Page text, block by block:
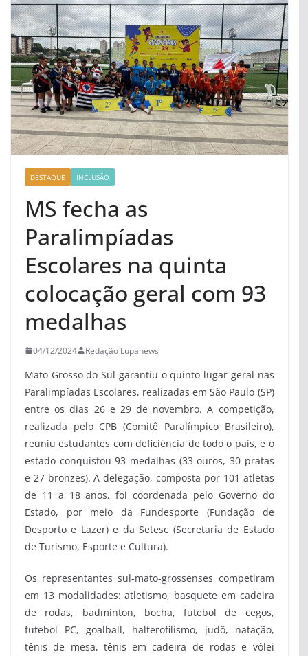
DESTAQUE INCLUSÃO
MS fecha as
Paralimpíadas
Escolares na quinta
colocação geral com 93
medalhas
04/12/2024 Redação Lupanews
Mato Grosso do Sul garantiu o quinto lugar geral nas
Paralimpíadas Escolares, realizadas em São Paulo (SP)
entre os dias 26 e 29 de novembro. A competição,
realizada pelo CPB (Comitê Paralímpico Brasileiro),
reuniu estudantes com deficiência de todo o país, e o
estado conquistou 93 medalhas (33 ouros, 30 pratas
e 27 bronzes). A delegação, composta por 101 atletas
de 11 a 18 anos, foi coordenada pelo Governo do
Estado, por meio da Fundesporte (Fundação de
Desporto e Lazer) e da Setesc (Secretaria de Estado
de Turismo, Esporte e Cultura).
Os representantes sul-mato-grossenses competiram
em 13 modalidades: atletismo, basquete em cadeira
de rodas, badminton, bocha, futebol de cegos,
futebol PC, goalball, halterofilismo, judô, natação,
tênis de mesa, tênis em cadeira de rodas e vôlei